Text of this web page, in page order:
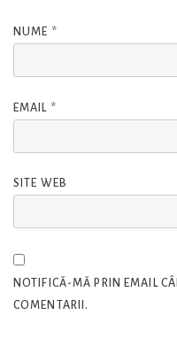
NUME *
EMAIL *
SITE WEB
NOTIFICĂ-MĂ PRIN EMAIL
COMENTARII.